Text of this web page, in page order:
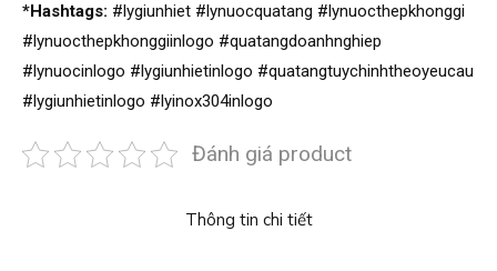
Thông tin chi tiết
*Hashtags: #lygiunhiet #lynuocquatang #lynuocthepkhonggi
#lynuocthepkhonggiinlogo #quatangdoanhnghiep
#lynuocinlogo #lygiunhietinlogo #quatangtuychinhtheoyeucau
#lygiunhietinlogo #lyinox304inlogo
Đánh giá product